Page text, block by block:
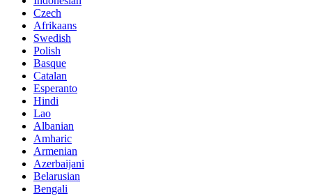
Czech
Afrikaans
Swedish
Polish
Basque
Catalan
Esperanto
Hindi
Lao
Albanian
Amharic
Armenian
Azerbaijani
Belarusian
Bengali